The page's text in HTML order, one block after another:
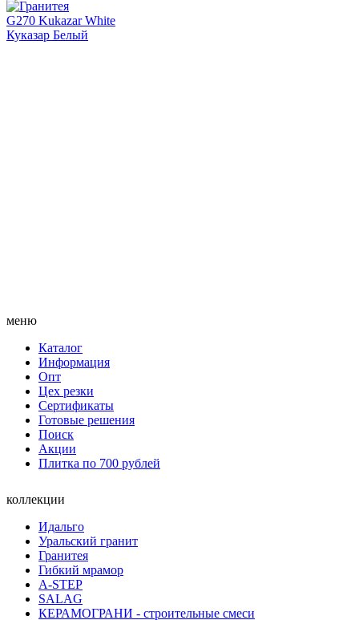
G270 Kukazar White
Куказар Белый
меню
Каталог
Информация
Опт
Цех резки
Сертификаты
Готовые решения
Поиск
Акции
Плитка по 700 рублей
коллекции
Идальго
Уральский гранит
Гранитея
Гибкий мрамор
A-STEP
SALAG
КЕРАМОГРАНИ - строительные смеси